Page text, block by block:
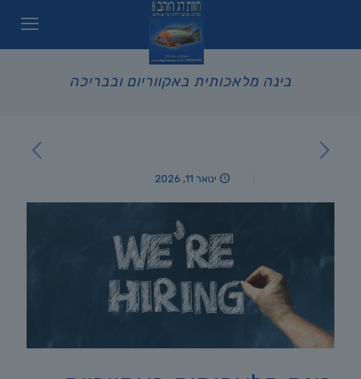
בינה מלאכותית באקווריום ובבריכה
ינואר 11, 2026